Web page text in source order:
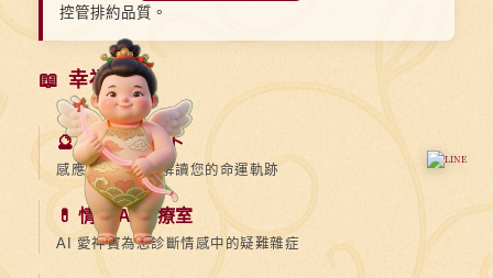
控管排約品質。
📖 幸福索引
🔮 戀愛塔羅占卜
感應宇宙電波，解讀您的命運軌跡
💊 情聖 AI 診療室
AI 愛神寶為您診斷情感中的疑難雜症